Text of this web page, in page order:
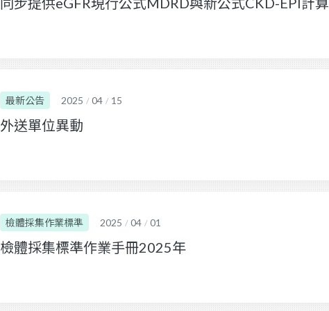
最新公告 2025 / 04 / 15
外送單位異動
檢體採集作業標準 2025 / 04 / 01
檢體採集標準作業手冊2025年